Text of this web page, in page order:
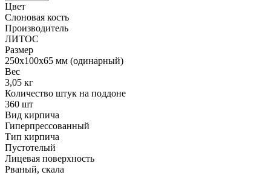
Цвет
Слоновая кость
Производитель
ЛИТОС
Размер
250х100х65 мм (одинарный)
Вес
3,05 кг
Количество штук на поддоне
360 шт
Вид кирпича
Гиперпрессованный
Тип кирпича
Пустотелый
Лицевая поверхность
Рваный, скала